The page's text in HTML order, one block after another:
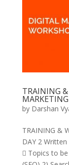
TRAINING
by Darshan
TRAINING &
DAY 2
 Topics to